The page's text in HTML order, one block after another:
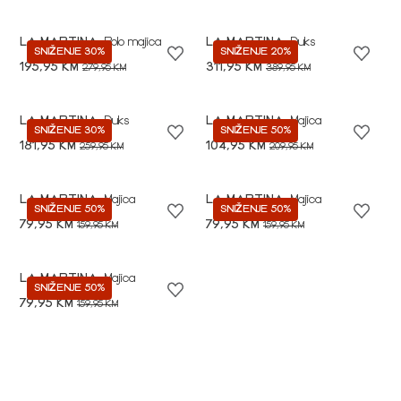
SNIŽENJE 30%
LA MARTINA Polo majica
195,95 KM279,95 KM
SNIŽENJE 20%
LA MARTINA Duks
311,95 KM389,95 KM
SNIŽENJE 30%
LA MARTINA Duks
181,95 KM259,95 KM
SNIŽENJE 50%
LA MARTINA Majica
104,95 KM209,95 KM
SNIŽENJE 50%
LA MARTINA Majica
79,95 KM159,95 KM
SNIŽENJE 50%
LA MARTINA Majica
79,95 KM159,95 KM
SNIŽENJE 50%
LA MARTINA Majica
79,95 KM159,95 KM